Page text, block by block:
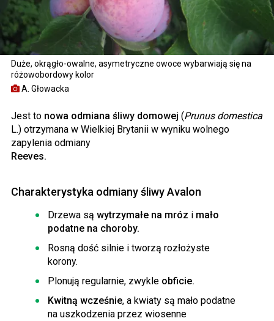
Duże, okrągło-owalne, asymetryczne owoce wybarwiają się na
różowobordowy kolor
A. Głowacka
Jest to nowa odmiana śliwy domowej (Prunus domestica
L.) otrzymana w Wielkiej Brytanii w wyniku wolnego
zapylenia odmiany
Reeves.
Charakterystyka odmiany śliwy Avalon
Drzewa są wytrzymałe na mróz i mało
podatne na choroby.
Rosną dość silnie i tworzą rozłożyste
korony.
Plonują regularnie, zwykle obficie.
Kwitną wcześnie, a kwiaty są mało podatne
na uszkodzenia przez wiosenne